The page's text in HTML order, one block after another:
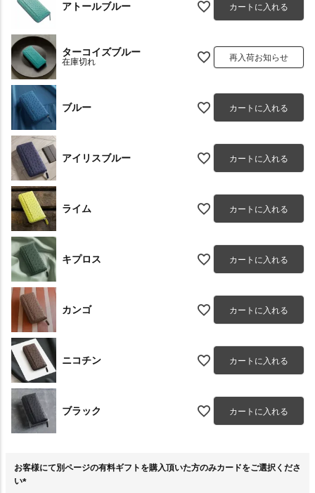
アトールブルー カートに入れる
ターコイズブルー
在庫切れ 再入荷お知らせ
ブルー カートに入れる
アイリスブルー カートに入れる
ライム カートに入れる
キプロス カートに入れる
カンゴ カートに入れる
ニコチン カートに入れる
ブラック カートに入れる
お客様にて別ページの有料ギフトを購入頂いた方のみカードをご選択くださ
い